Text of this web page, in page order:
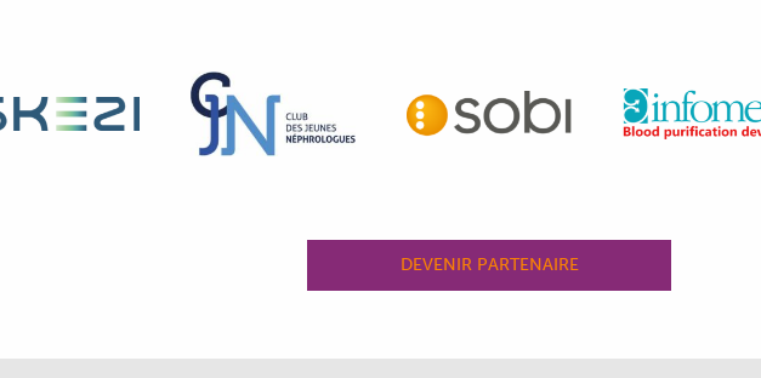
DEVENIR PARTENAIRE